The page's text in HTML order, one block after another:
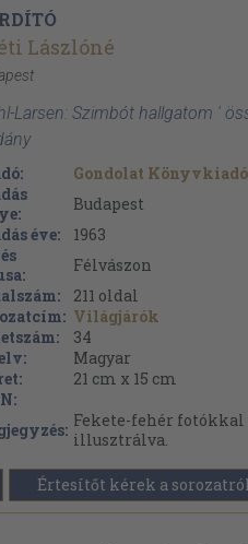
Lászlóné
Larsen: Szimbót hallgatom '
Gondolat Könyvkiadó
Budapest
éve:
1963
Félvászon
211 oldal
Világjárók
34
Magyar
21 cm x 15 cm
Fekete-fehér fotókkal
illusztrálva.
Értesítőt kérek a